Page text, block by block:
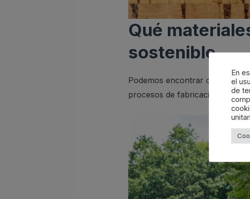
Qué
sostenible
Podemos encontrar ciento de
procesos de fabricación
En
el
de